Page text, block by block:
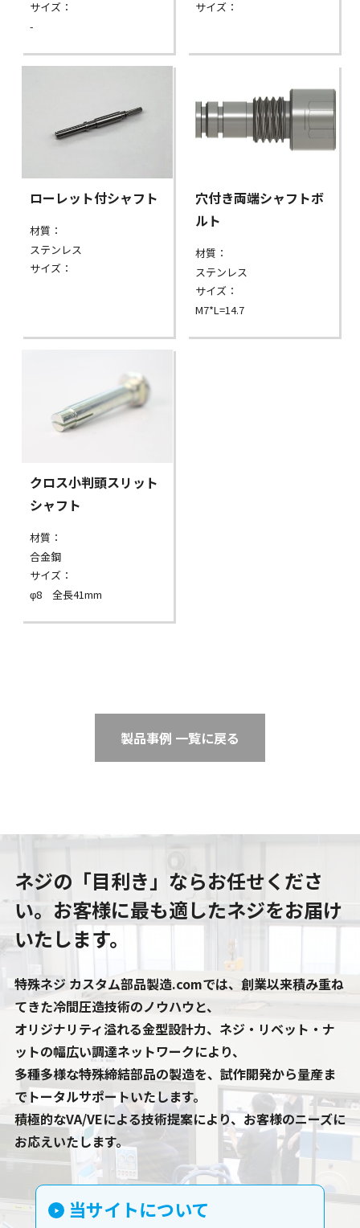
サイズ：
-
サイズ：
ローレット付シャフト
材質：
ステンレス
サイズ：
穴付き両端シャフトボ
ルト
材質：
ステンレス
サイズ：
M7*L=14.7
クロス小判頭スリット
シャフト
材質：
合金鋼
サイズ：
φ8 全長41mm
製品事例 一覧に戻る
ネジの「目利き」ならお任せくださ
い。 お客様に最も適したネジをお届け
いたします。
特殊ネジ カスタム部品製造.comでは、創業以来積み重ね
てきた冷間圧造技術のノウハウと、
オリジナリティ溢れる金型設計力、ネジ・リベット・ナ
ットの幅広い調達ネットワークにより、
多種多様な特殊締結部品の製造を、試作開発から量産ま
でトータルサポートいたします。
積極的なVA/VEによる技術提案により、お客様のニーズに
お応えいたします。
当サイトについて